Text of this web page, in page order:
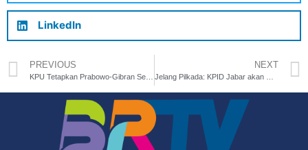
LinkedIn
PREVIOUS NEXT